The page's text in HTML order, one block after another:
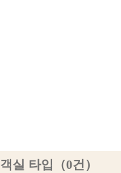
객실 타입（0건）